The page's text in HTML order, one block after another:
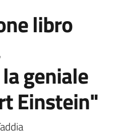
libro
geniale
Einstein"